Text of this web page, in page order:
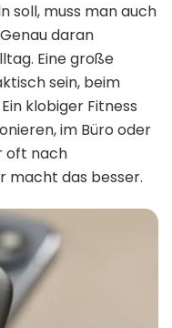
soll, muss man auch
daran
Eine große
sein, beim
klobiger Fitness
im Büro oder
oft nach
macht das besser.